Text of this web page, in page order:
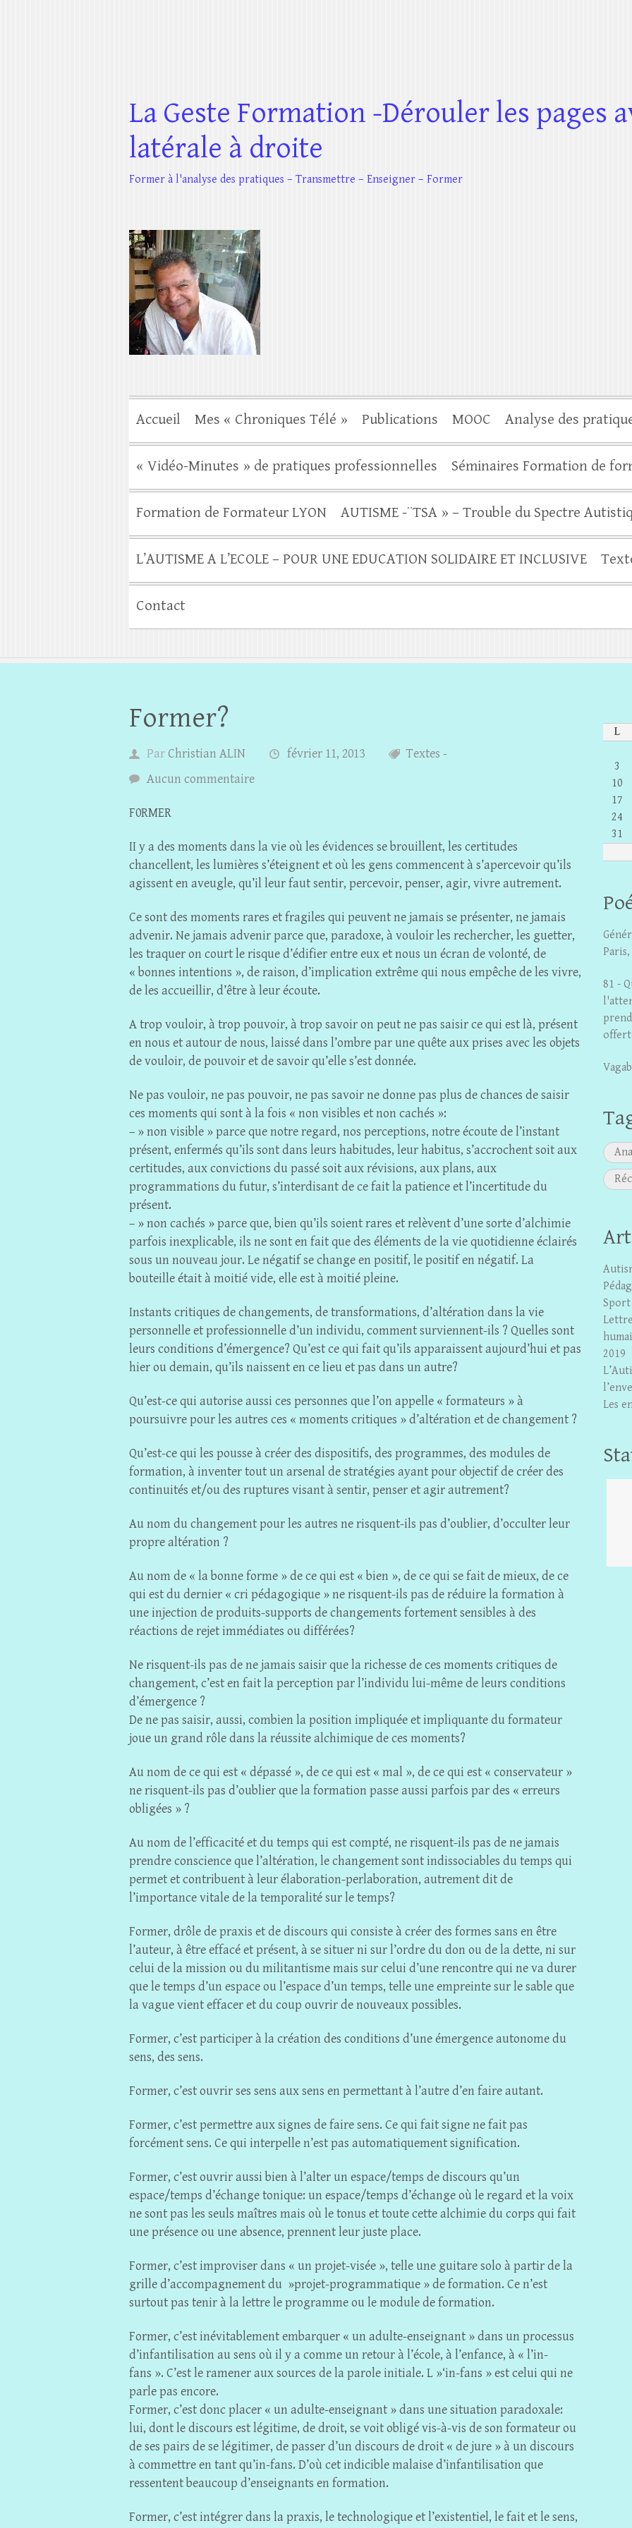
La Geste Formation -Dérouler les pages
latérale à droite
Former à l'analyse des pratiques – Transmettre – Enseigner – Former
Accueil Mes « Chroniques Télé » Publications MOOC Analyse des
« Vidéo-Minutes » de pratiques professionnelles Séminaires Formation de
Formation de Formateur LYON AUTISME -¨TSA » – Trouble du Spectre
L’AUTISME A L’ECOLE – POUR UNE EDUCATION SOLIDAIRE ET INCLUSIVE
Contact
Former?
ParChristian ALIN février 11, 2013
Textes -
Aucun commentaire
F0RMER
II y a des moments dans la vie où les évidences se brouillent, les certitudes
chancellent, les lumières s’éteignent et où les gens commencent à s’apercevoir qu’ils
agissent en aveugle, qu’il leur faut sentir, percevoir, penser, agir, vivre autrement.
Ce sont des moments rares et fragiles qui peuvent ne jamais se présenter, ne jamais
advenir. Ne jamais advenir parce que, paradoxe, à vouloir les rechercher, les guetter,
les traquer on court le risque d’édifier entre eux et nous un écran de volonté, de
« bonnes intentions », de raison, d’implication extrême qui nous empêche de les vivre,
de les accueillir, d’être à leur écoute.
A trop vouloir, à trop pouvoir, à trop savoir on peut ne pas saisir ce qui est là, présent
en nous et autour de nous, laissé dans l’ombre par une quête aux prises avec les objets
de vouloir, de pouvoir et de savoir qu’elle s’est donnée.
Ne pas vouloir, ne pas pouvoir, ne pas savoir ne donne pas plus de chances de saisir
ces moments qui sont à la fois « non visibles et non cachés »:
– » non visible » parce que notre regard, nos perceptions, notre écoute de l’instant
présent, enfermés qu’ils sont dans leurs habitudes, leur habitus, s’accrochent soit aux
certitudes, aux convictions du passé soit aux révisions, aux plans, aux
programmations du futur, s’interdisant de ce fait la patience et l’incertitude du
présent.
– » non cachés » parce que, bien qu’ils soient rares et relèvent d’une sorte d’alchimie
parfois inexplicable, ils ne sont en fait que des éléments de la vie quotidienne éclairés
sous un nouveau jour. Le négatif se change en positif, le positif en négatif. La
bouteille était à moitié vide, elle est à moitié pleine.
Instants critiques de changements, de transformations, d’altération dans la vie
personnelle et professionnelle d’un individu, comment surviennent-ils ? Quelles sont
leurs conditions d’émergence? Qu’est ce qui fait qu’ils apparaissent aujourd’hui et pas
hier ou demain, qu’ils naissent en ce lieu et pas dans un autre?
Qu’est-ce qui autorise aussi ces personnes que l’on appelle « formateurs » à
poursuivre pour les autres ces « moments critiques » d’altération et de changement ?
Qu’est-ce qui les pousse à créer des dispositifs, des programmes, des modules de
formation, à inventer tout un arsenal de stratégies ayant pour objectif de créer des
continuités et/ou des ruptures visant à sentir, penser et agir autrement?
Au nom du changement pour les autres ne risquent-ils pas d’oublier, d’occulter leur
propre altération ?
Au nom de « la bonne forme » de ce qui est « bien », de ce qui se fait de mieux, de ce
qui est du dernier « cri pédagogique » ne risquent-ils pas de réduire la formation à
une injection de produits-supports de changements fortement sensibles à des
réactions de rejet immédiates ou différées?
Ne risquent-ils pas de ne jamais saisir que la richesse de ces moments critiques de
changement, c’est en fait la perception par l’individu lui-même de leurs conditions
d’émergence ?
De ne pas saisir, aussi, combien la position impliquée et impliquante du formateur
joue un grand rôle dans la réussite alchimique de ces moments?
Au nom de ce qui est « dépassé », de ce qui est « mal », de ce qui est « conservateur »
ne risquent-ils pas d’oublier que la formation passe aussi parfois par des « erreurs
obligées » ?
Au nom de l’efficacité et du temps qui est compté, ne risquent-ils pas de ne jamais
prendre conscience que l’altération, le changement sont indissociables du temps qui
permet et contribuent à leur élaboration-perlaboration, autrement dit de
l’importance vitale de la temporalité sur le temps?
Former, drôle de praxis et de discours qui consiste à créer des formes sans en être
l’auteur, à être effacé et présent, à se situer ni sur l’ordre du don ou de la dette, ni sur
celui de la mission ou du militantisme mais sur celui d’une rencontre qui ne va durer
que le temps d’un espace ou l’espace d’un temps, telle une empreinte sur le sable que
la vague vient effacer et du coup ouvrir de nouveaux possibles.
Former, c’est participer à la création des conditions d’une émergence autonome du
sens, des sens.
Former, c’est ouvrir ses sens aux sens en permettant à l’autre d’en faire autant.
Former, c’est permettre aux signes de faire sens. Ce qui fait signe ne fait pas
forcément sens. Ce qui interpelle n’est pas automatiquement signification.
Former, c’est ouvrir aussi bien à l’alter un espace/temps de discours qu’un
espace/temps d’échange tonique: un espace/temps d’échange où le regard et la voix
ne sont pas les seuls maîtres mais où le tonus et toute cette alchimie du corps qui fait
une présence ou une absence, prennent leur juste place.
Former, c’est improviser dans « un projet-visée », telle une guitare solo à partir de la
grille d’accompagnement du »projet-programmatique » de formation. Ce n’est
surtout pas tenir à la lettre le programme ou le module de formation.
Former, c’est inévitablement embarquer « un adulte-enseignant » dans un processus
d’infantilisation au sens où il y a comme un retour à l’école, à l’enfance, à « l’in-
fans ». C’est le ramener aux sources de la parole initiale. L »‘in-fans » est celui qui ne
parle pas encore.
Former, c’est donc placer « un adulte-enseignant » dans une situation paradoxale:
lui, dont le discours est légitime, de droit, se voit obligé vis-à-vis de son formateur ou
de ses pairs de se légitimer, de passer d’un discours de droit « de jure » à un discours
à commettre en tant qu’in-fans. D’où cet indicible malaise d’infantilisation que
ressentent beaucoup d’enseignants en formation.
Former, c’est intégrer dans la praxis, le technologique et l’existentiel, le fait et le sens,
L
3
10
17
24
31
81 -
2019
Les